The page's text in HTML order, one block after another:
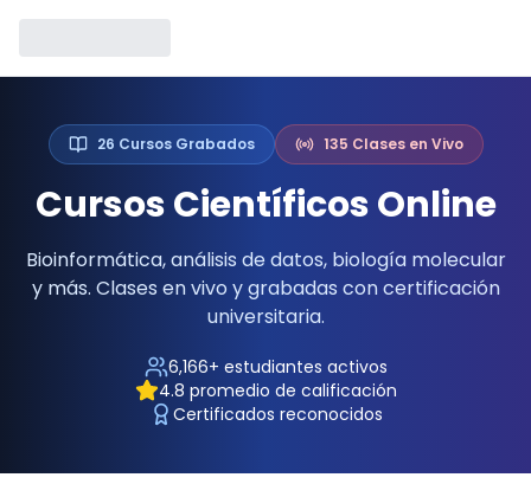
26 Cursos Grabados 135 Clases en Vivo
Cursos Científicos Online
Bioinformática, análisis de datos, biología molecular
y más. Clases en vivo y grabadas con certificación
universitaria.
6,166+ estudiantes activos
4.8 promedio de calificación
Certificados reconocidos